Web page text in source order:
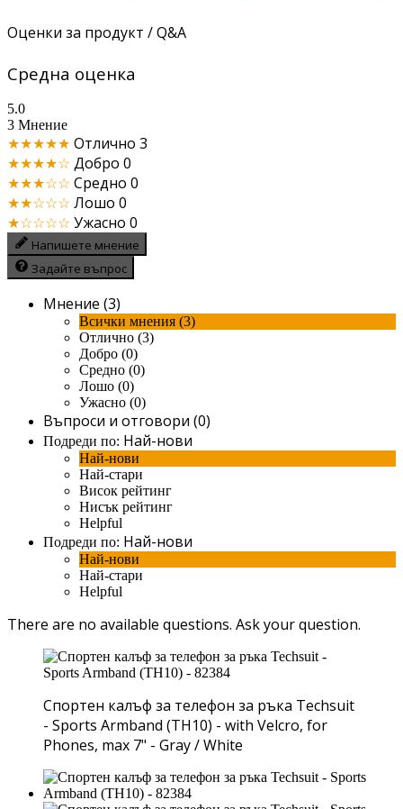
Оценки за продукт / Q&A
Средна оценка
5.0
3 Мнение
★★★★★ Отлично 3
★★★★☆ Добро 0
★★★☆☆ Средно 0
★★☆☆☆ Лошо 0
★☆☆☆☆ Ужасно 0
Напишете мнение
Задайте въпрос
Мнение (3)
Всички мнения (3)
Отлично (3)
Добро (0)
Средно (0)
Лошо (0)
Ужасно (0)
Въпроси и отговори (0)
Подреди по: Най-нови
Най-нови
Най-стари
Висок рейтинг
Нисък рейтинг
Helpful
Подреди по: Най-нови
Най-нови
Най-стари
Helpful
There are no available questions. Ask your question.
Спортен калъф за телефон за ръка Techsuit
- Sports Armband (TH10) - with Velcro, for
Phones, max 7" - Gray / White